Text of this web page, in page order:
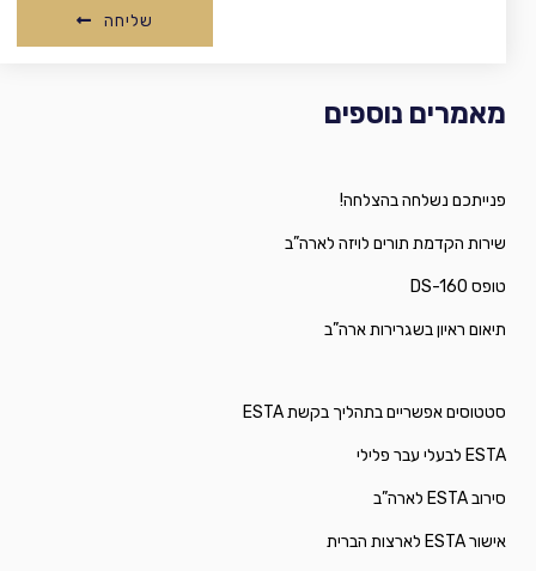
שליחה
מאמרים נוספים
פנייתכם נשלחה בהצלחה!
שירות הקדמת תורים לויזה לארה”ב
טופס DS-160
תיאום ראיון בשגרירות ארה”ב
סטטוסים אפשריים בתהליך בקשת ESTA
ESTA לבעלי עבר פלילי
סירוב ESTA לארה”ב
אישור ESTA לארצות הברית